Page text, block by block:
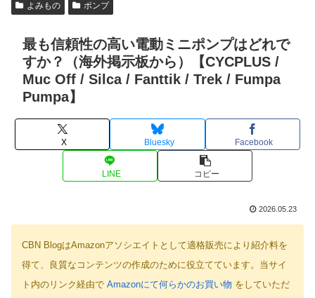
よみもの ポンプ
最も信頼性の高い電動ミニポンプはどれで
すか？（海外掲示板から）【CYCPLUS /
Muc Off / Silca / Fanttik / Trek / Fumpa
Pumpa】
X Bluesky Facebook
LINE コピー
2026.05.23
CBN BlogはAmazonアソシエイトとして適格販売により紹介料を
得て、良質なコンテンツの作成のために役立てています。当サイ
ト内のリンク経由で Amazonにて何らかのお買い物 をしていただ